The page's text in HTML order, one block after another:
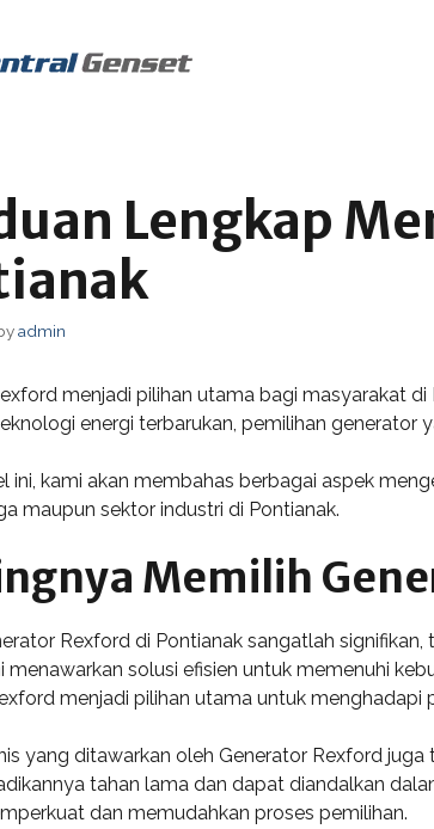
Lengkap
admin
menjadi pilihan utama bagi masyarakat
energi terbarukan, pemilihan
ini, kami akan membahas berbagai aspek
maupun sektor industri di Pontianak.
Memilih
Rexford di Pontianak sangatlah
menawarkan solusi efisien untuk memenuhi
menjadi pilihan utama untuk menghadapi
yang ditawarkan oleh Generator Rexford
tahan lama dan dapat diandalkan
dan memudahkan proses pemilihan.